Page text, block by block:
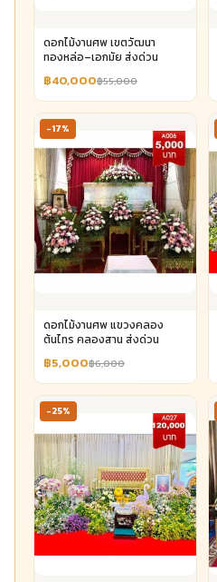
ดอกไม้งานศพ เขตวัฒนา
ทองหล่อ–เอกมัย ส่งด่วน
฿40,000฿55,000
-17%
ดอกไม้งานศพ แขวงคลอง
ต้นไทร คลองสาน ส่งด่วน
฿5,000฿6,000
-25%